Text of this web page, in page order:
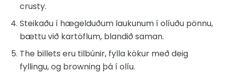
crusty.
Steikaðu í hægelduðum laukunum í olíuðu pönnu,
bættu við kartöflum, blandið saman.
The billets eru tilbúnir, fylla kökur með deig
fyllingu, og browning þá í olíu.